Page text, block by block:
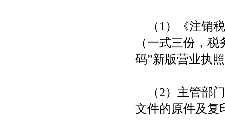
（1）《注销
（一式三份，
码”新版营业执
（2）主管部
文件的原件及复